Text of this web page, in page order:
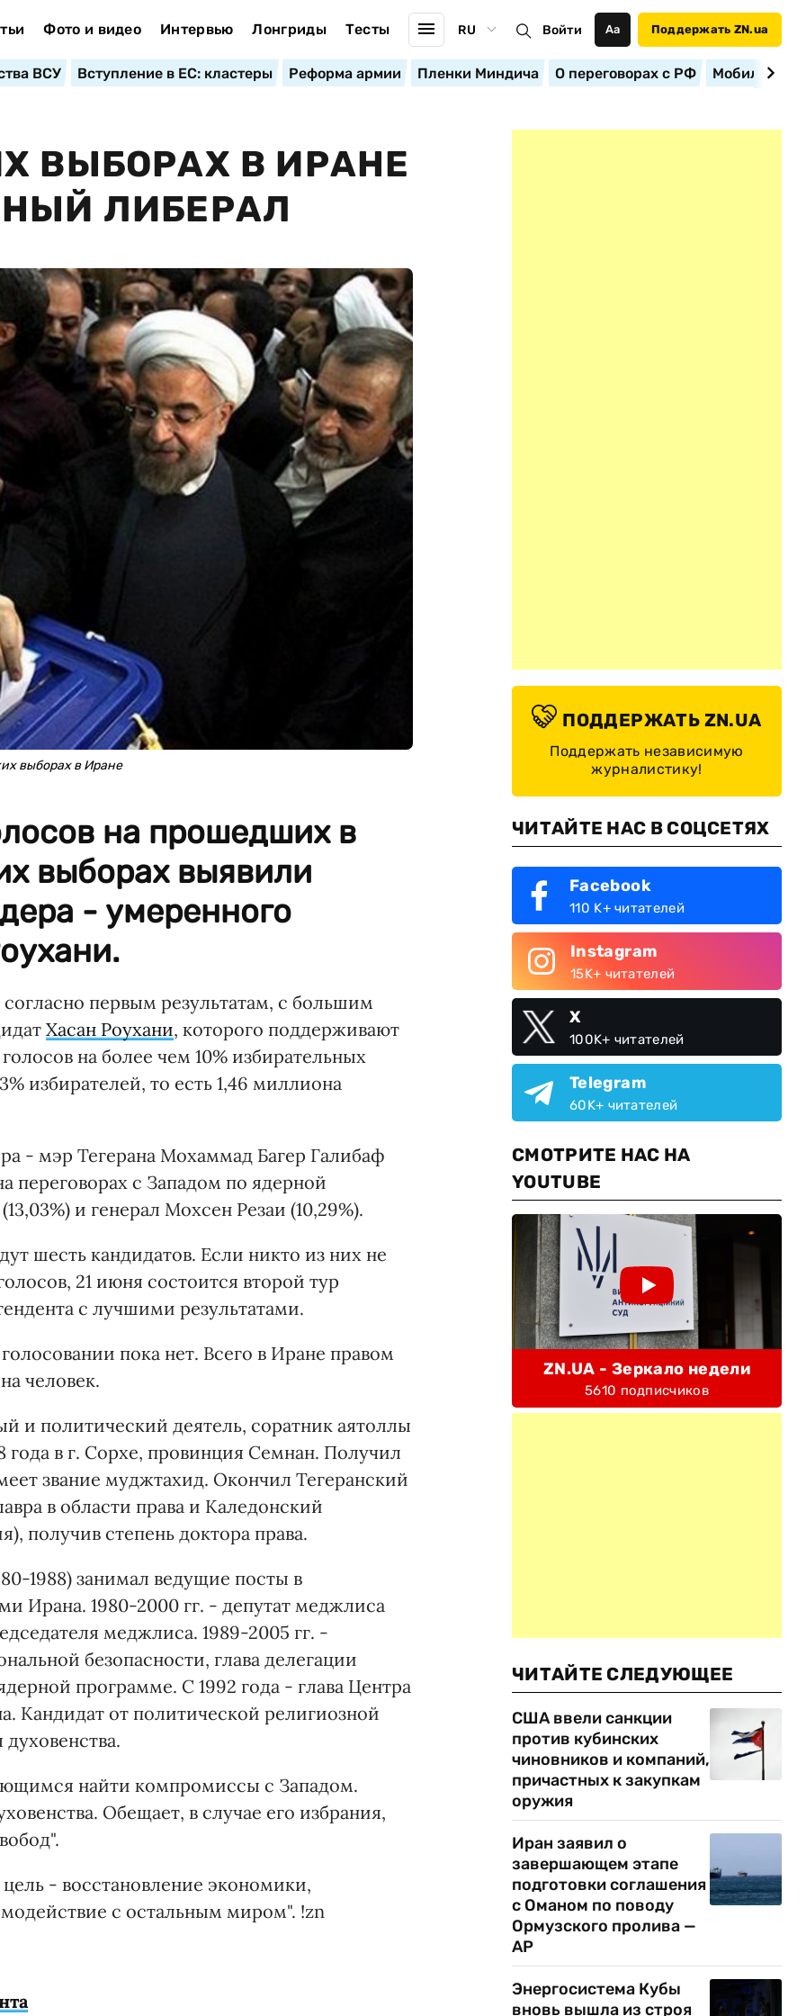
Фото и видео Интервью Лонгриды Тесты RU Войти Аа Поддержать ZN.ua
ВСУ Вступление в ЕС: кластеры Реформа армии Пленки Миндича О переговорах с РФ
ВЫБОРАХ В ИРАНЕ
ЛИБЕРАЛ
выборах в Иране
на прошедших в
выборах выявили
- умеренного
согласно первым результатам, с большим
Хасан Роухани, которого поддерживают
на более чем 10% избирательных
избирателей, то есть 1,46 миллиона
- мэр Тегерана Мохаммад Багер Галибаф
переговорах с Западом по ядерной
и генерал Мохсен Резаи (10,29%).
шесть кандидатов. Если никто из них не
21 июня состоится второй тур
с лучшими результатами.
пока нет. Всего в Иране правом
человек.
и политический деятель, соратник аятоллы
в г. Сорхе, провинция Семнан. Получил
звание муджтахид. Окончил Тегеранский
в области права и Каледонский
получив степень доктора права.
1988) занимал ведущие посты в
Ирана. 1980-2000 гг. - депутат меджлиса
меджлиса. 1989-2005 гг. -
безопасности, глава делегации
программе. С 1992 года - глава Центра
Кандидат от политической религиозной
найти компромиссы с Западом.
Обещает, в случае его избрания,
- восстановление экономики,
с остальным миром". !zn
ПОДДЕРЖАТЬ ZN.UA
Поддержать независимую
журналистику!
ЧИТАЙТЕ НАС В СОЦСЕТЯХ
Facebook
110 K+ читателей
Instagram
15K+ читателей
X
100K+ читателей
Telegram
60K+ читателей
СМОТРИТЕ НАС НА
YOUTUBE
ZN.UA - Зеркало недели
5610 подписчиков
ЧИТАЙТЕ СЛЕДУЮЩЕЕ
США ввели санкции
против кубинских
чиновников и компаний,
причастных к закупкам
оружия
Иран заявил о
завершающем этапе
подготовки соглашения
с Оманом по поводу
Ормузского пролива —
AP
Энергосистема Кубы
вновь вышла из строя